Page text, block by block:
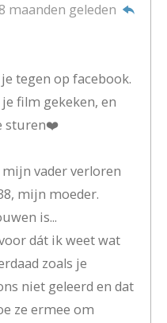
maanden geleden
tegen op facebook.
film gekeken, en
sturen❤️
vader verloren
mijn moeder.
is...
dát ik weet wat
zoals je
niet geleerd en dat
ze ermee om